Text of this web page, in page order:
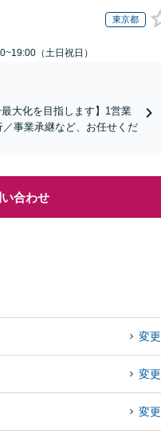
東京都
（土日祝日）
大化を目指します】1営業
事業承継など、お任せくだ
合わせ
変更
変更
変更